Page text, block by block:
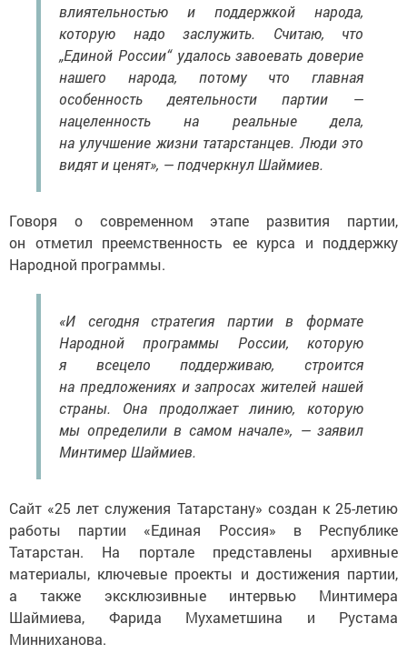
влиятельностью и поддержкой народа,
которую надо заслужить. Считаю, что
„Единой России“ удалось завоевать доверие
нашего народа, потому что главная
особенность деятельности партии —
нацеленность на реальные дела,
на улучшение жизни татарстанцев. Люди это
видят и ценят», — подчеркнул Шаймиев.
Говоря о современном этапе развития партии,
он отметил преемственность ее курса и поддержку
Народной программы.
«И сегодня стратегия партии в формате
Народной программы России, которую
я всецело поддерживаю, строится
на предложениях и запросах жителей нашей
страны. Она продолжает линию, которую
мы определили в самом начале», — заявил
Минтимер Шаймиев.
Сайт «25 лет служения Татарстану» создан к 25-летию
работы партии «Единая Россия» в Республике
Татарстан. На портале представлены архивные
материалы, ключевые проекты и достижения партии,
а также эксклюзивные интервью Минтимера
Шаймиева, Фарида Мухаметшина и Рустама
Минниханова.